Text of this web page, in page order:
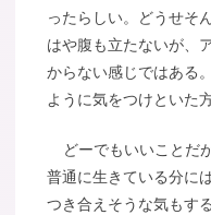
ったらしい。どうせそ
はや腹も立たないが、
からない感じではある
ように気をつけといた
どーでもいいことだ
普通に生きている分に
つき合えそうな気もす